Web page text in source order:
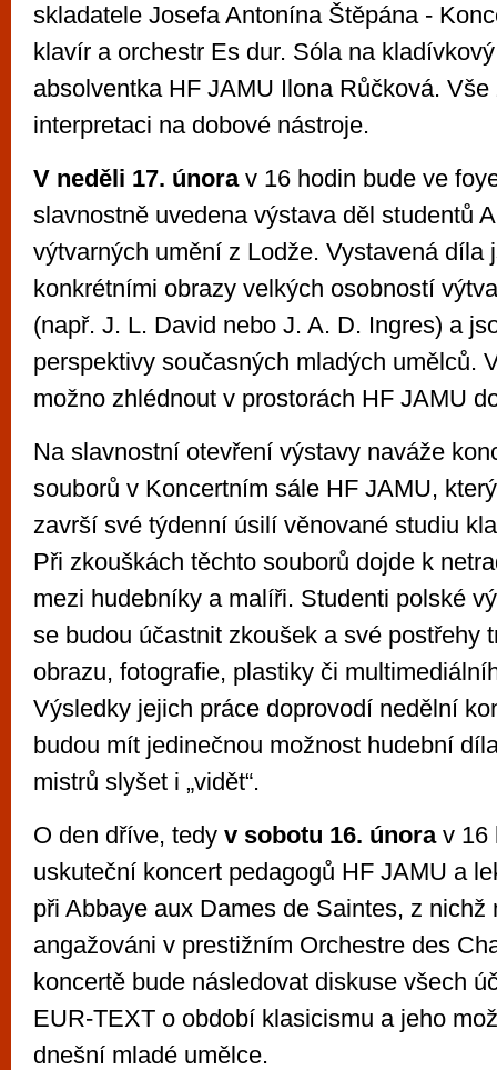
skladatele Josefa Antonína Štěpána -
klavír a orchestr Es dur. Sóla na
absolventka HF JAMU Ilona Růčková.
interpretaci na dobové nástroje.
V neděli 17. únorav 16 hodin bude ve
slavnostně uvedena výstava děl studentů
výtvarných umění z Lodže. Vystavená díla
konkrétními obrazy velkých osobností
(např. J. L. David nebo J. A. D. Ingres) a
perspektivy současných mladých umělců.
možno zhlédnout v prostorách HF JAMU
Na slavnostní otevření výstavy naváže
souborů v Koncertním sále HF JAMU,
završí své týdenní úsilí věnované studiu
Při zkouškách těchto souborů dojde k
mezi hudebníky a malíři. Studenti polské
se budou účastnit zkoušek a své postřehy
obrazu, fotografie, plastiky či
Výsledky jejich práce doprovodí nedělní
budou mít jedinečnou možnost hudební
mistrů slyšet i „vidět“.
O den dříve, tedy v sobotu 16. únorav 16
uskuteční koncert pedagogů HF JAMU a
při Abbaye aux Dames de Saintes, z nichž
angažováni v prestižním Orchestre des
koncertě bude následovat diskuse všech
EUR-TEXT o období klasicismu a jeho
dnešní mladé umělce.